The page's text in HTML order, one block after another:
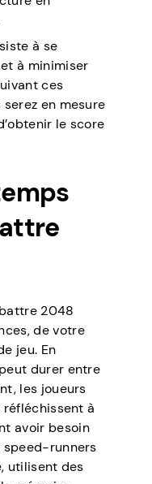
à se
à minimiser
ces
en mesure
le score
2048
de votre
jeu. En
durer entre
les joueurs
à
avoir besoin
speed-runners
utilisent des